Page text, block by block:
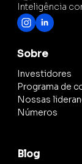
Inteligência
Sobre
Investidores
Programa de
Nossas
Números
Blog